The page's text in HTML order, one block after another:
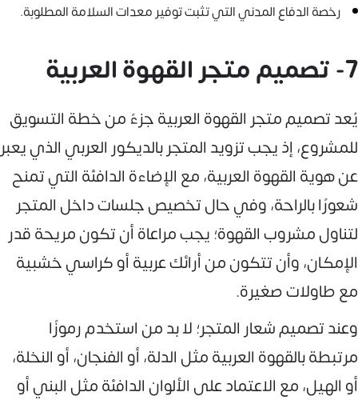
رخصة الدفاع المدني التي تثبت توفير معدات السلامة المطلوبة.
7- تصميم متجر القهوة العربية
يُعد تصميم متجر القهوة العربية جزءً من خطة التسويق
للمشروع، إذ يجب تزويد المتجر بالديكور العربي الذي يعبر
عن هوية القهوة العربية، مع الإضاءة الدافئة التي تمنح
شعورًا بالراحة، وفي حال تخصيص جلسات داخل المتجر
لتناول مشروب القهوة؛ يجب مراعاة أن تكون مريحة قدر
الإمكان، وأن تتكون من أرائك عربية أو كراسي خشبية
مع طاولات صغيرة.
وعند تصميم شعار المتجر؛ لا بد من استخدم رموزًا
مرتبطة بالقهوة العربية مثل الدلة، أو الفنجان، أو النخلة،
أو الهيل، مع الاعتماد على الألوان الدافئة مثل البني أو